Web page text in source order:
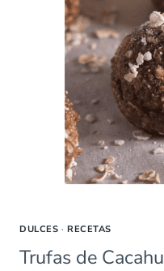
DULCES ·RECETAS
Trufas de